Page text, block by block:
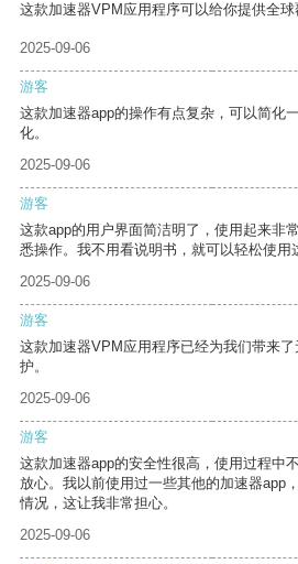
这款加速器VPM应用程序可以给你提供全球
2025-09-06
游客
这款加速器app的操作有点复杂，可以简化
化。
2025-09-06
游客
这款app的用户界面简洁明了，使用起来非
悉操作。我不用看说明书，就可以轻松使用
2025-09-06
游客
这款加速器VPM应用程序已经为我们带来
护。
2025-09-06
游客
这款加速器app的安全性很高，使用过程中
放心。我以前使用过一些其他的加速器app
情况，这让我非常担心。
2025-09-06